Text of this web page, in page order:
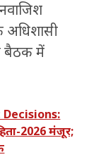
अधिशासी
बैठक में
2026 मंजूर;